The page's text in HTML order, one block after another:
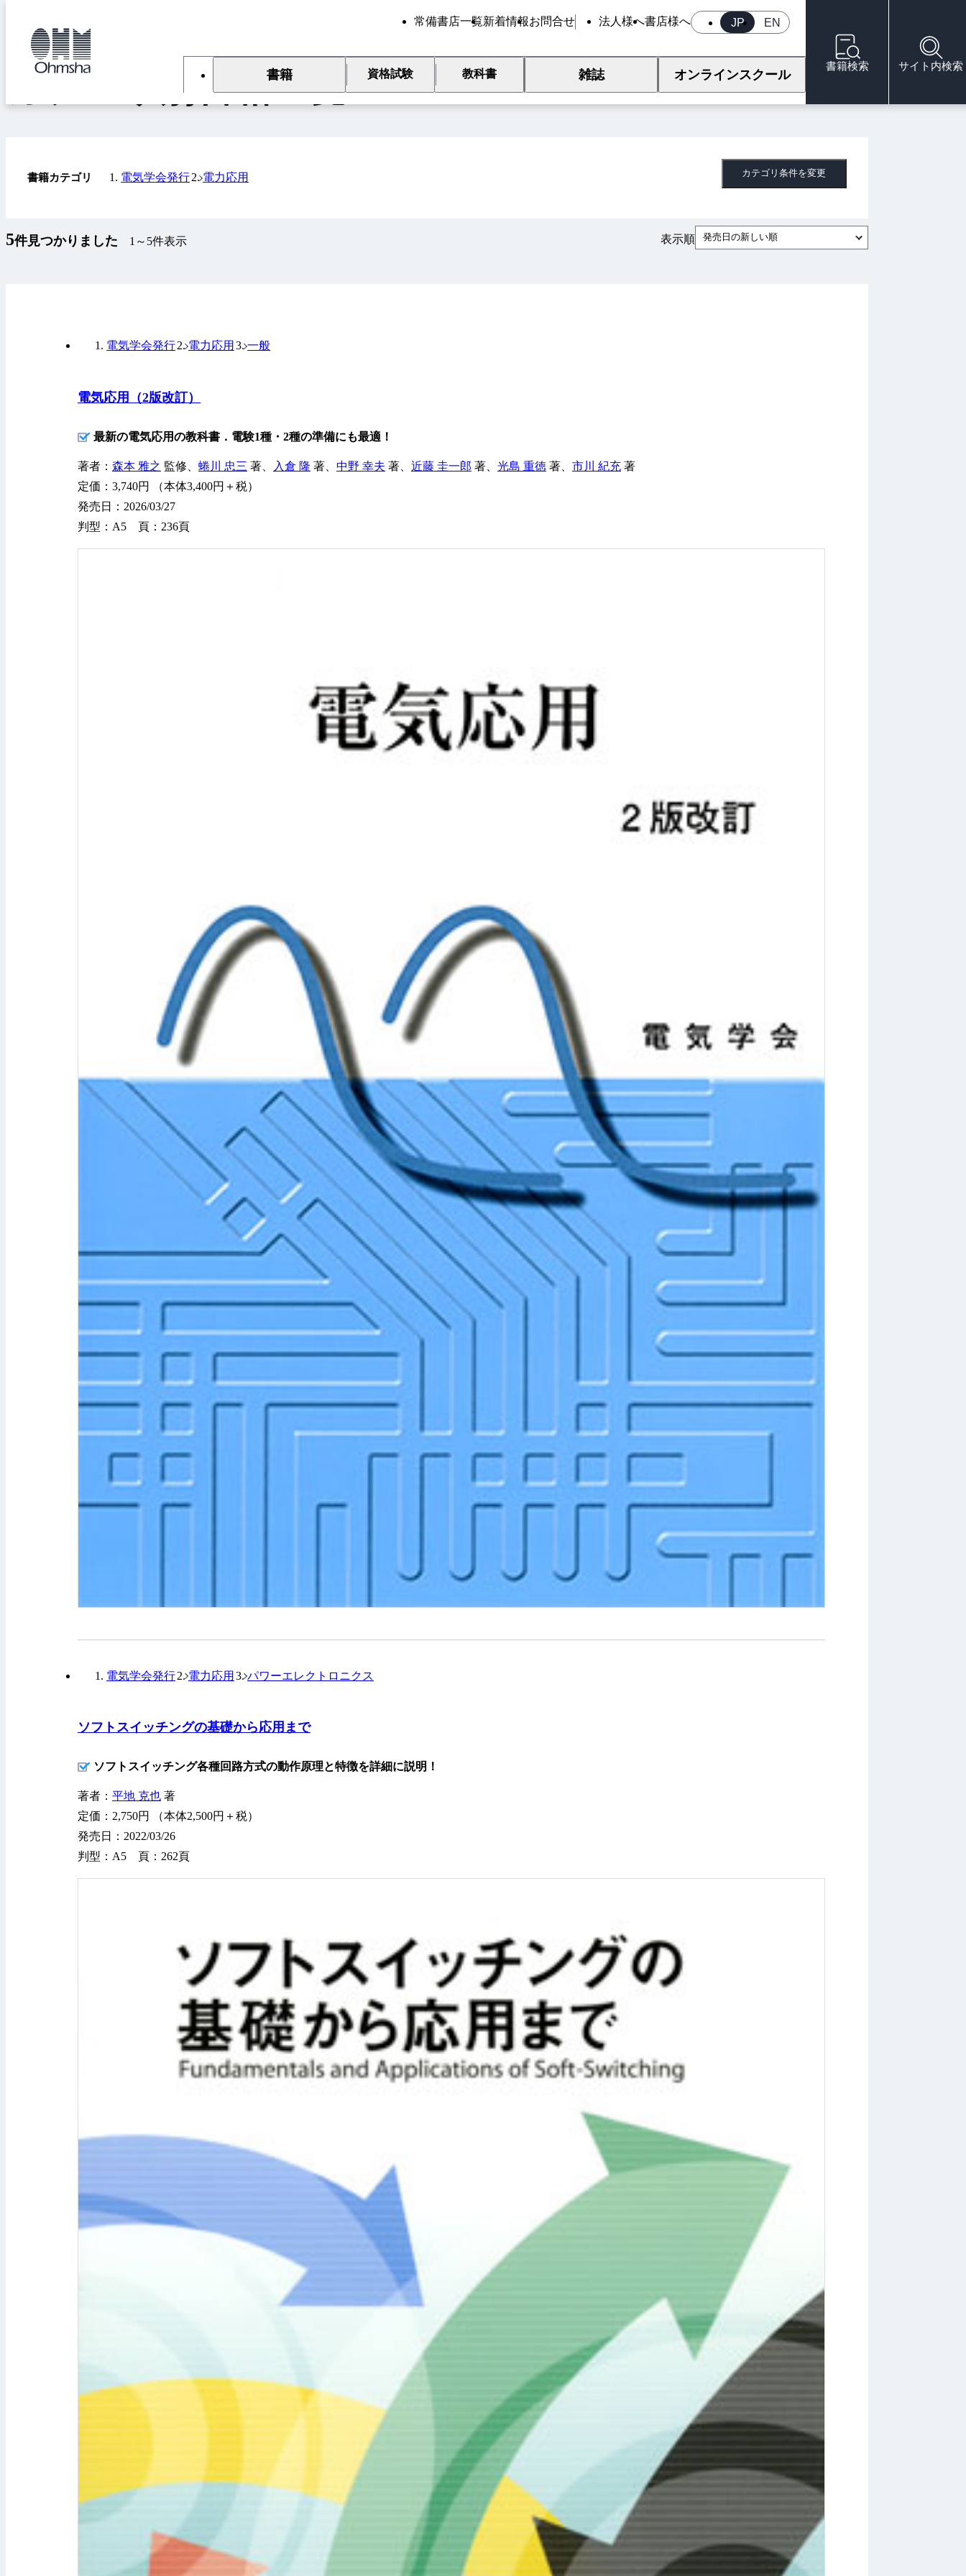
JP EN
常備書店一覧新着情報お問合せ 法人様へ書店様へ
書籍 資格試験 教科書 雑誌 オンラインスクール
書籍検索 サイト内検索
カテゴリ別書籍一覧
書籍カテゴリ 電気学会発行 電力応用 カテゴリ条件を変更
5件見つかりました 1～5件表示 表示順 発売日の新しい順
電気応用（2版改訂）
電気学会発行 電力応用 一般
最新の電気応用の教科書．電験1種・2種の準備にも最適！
著者： 森本 雅之 監修、 蜷川 忠三 著、 入倉 隆 著、 中野 幸夫 著、 近藤 圭一郎 著、 光島 重徳 著、 市川 紀充 著
定価：3,740円 （本体3,400円＋税）
発売日：2026/03/27
判型：A5 頁：236頁
ソフトスイッチングの基礎から応用まで
電気学会発行 電力応用 パワーエレクトロニクス
ソフトスイッチング各種回路方式の動作原理と特徴を詳細に説明！
著者： 平地 克也 著
定価：2,750円 （本体2,500円＋税）
発売日：2022/03/26
判型：A5 頁：262頁